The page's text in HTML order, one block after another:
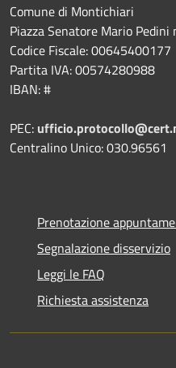
Comune di Montichiari
Piazza Senatore Mario
Codice Fiscale: 00645400177
Partita IVA: 00574280988
IBAN: #
PEC:
Centralino Unico: 030.96561
Prenotazione
Segnalazione disservizio
Leggi le FAQ
Richiesta assistenza